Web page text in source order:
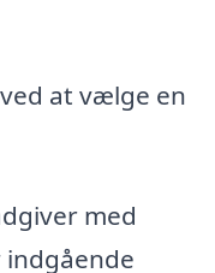
at vælge en
med